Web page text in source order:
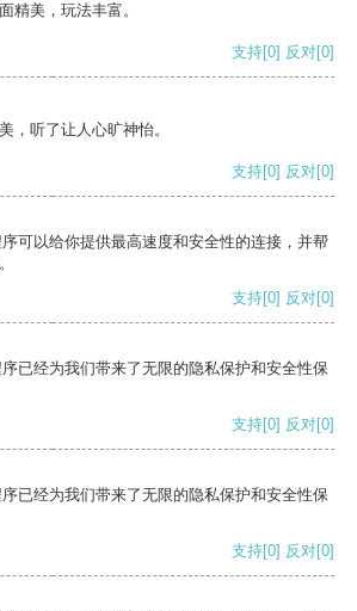
精美，玩法丰富。
支持[0] 反对[0]
，听了让人心旷神怡。
支持[0] 反对[0]
可以给你提供最高速度和安全性的连接，并帮
支持[0] 反对[0]
已经为我们带来了无限的隐私保护和安全性保
支持[0] 反对[0]
已经为我们带来了无限的隐私保护和安全性保
支持[0] 反对[0]